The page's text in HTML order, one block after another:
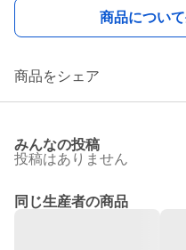
商品につい
商品をシェア
みんなの投稿
投稿はありません
同じ生産者の商品